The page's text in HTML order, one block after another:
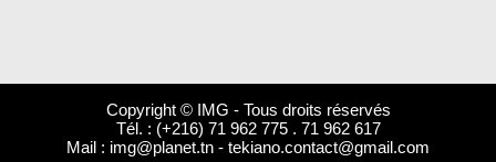
Copyright © IMG - Tous droits réservés
Tél. : (+216) 71 962 775 . 71 962 617
Mail : img@planet.tn - tekiano.contact@gmail.com